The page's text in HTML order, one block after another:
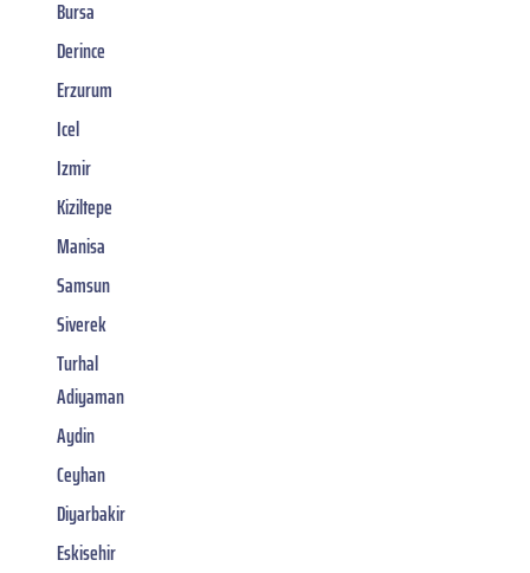
Bursa
Derince
Erzurum
Icel
Izmir
Kiziltepe
Manisa
Samsun
Siverek
Turhal
Adiyaman
Aydin
Ceyhan
Diyarbakir
Eskisehir